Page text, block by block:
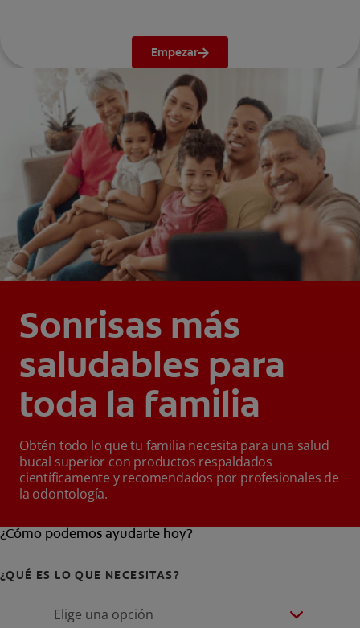
Empezar
Sonrisas más
saludables para
toda la familia
Obtén todo lo que tu familia necesita para una salud
bucal superior con productos respaldados
científicamente y recomendados por profesionales de
la odontología.
¿Cómo podemos ayudarte hoy?
¿QUÉ ES LO QUE NECESITAS?
Elige una opción